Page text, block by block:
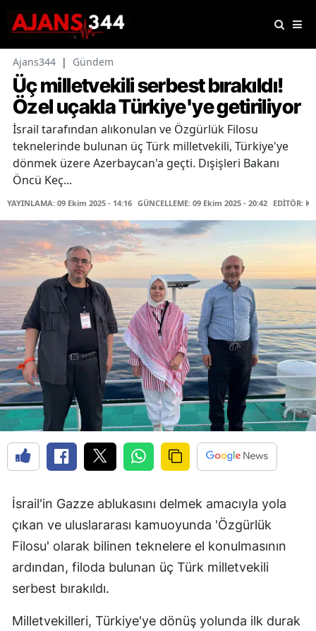
Ajans344 | Gündem
Üç milletvekili serbest bırakıldı!
Özel uçakla Türkiye'ye getiriliyor
İsrail tarafından alıkonulan ve Özgürlük Filosu
teknelerinde bulunan üç Türk milletvekili, Türkiye'ye
dönmek üzere Azerbaycan'a geçti. Dışişleri Bakanı
Öncü Keç...
YAYINLAMA: 09 Ekim 2025 - 14:16 GÜNCELLEME: 09 Ekim 2025 - 20:42 EDİTÖR:
İsrail'in Gazze ablukasını delmek amacıyla yola
çıkan ve uluslararası kamuoyunda 'Özgürlük
Filosu' olarak bilinen teknelere el konulmasının
ardından, filoda bulunan üç Türk milletvekili
serbest bırakıldı.
Milletvekilleri, Türkiye'ye dönüş yolunda ilk durak